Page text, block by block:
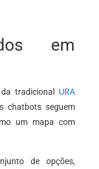
em
tradicional URA
chatbots seguem
um mapa com
de opções,